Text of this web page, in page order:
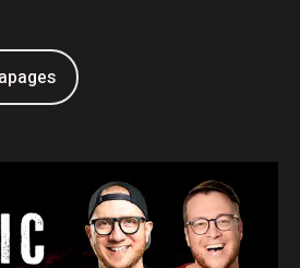
Québec évalue le potentiel éolien dans la
pour Mont en fête
porcs du Centre-du-Québec ont 60 ans
M$, c’est l’humain qui est important » :
raconte les débuts de Matthew Bergeron
suspendu cinq jours à l’Hôtel-